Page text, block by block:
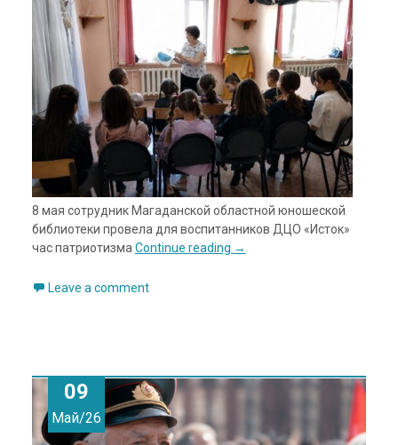
8 мая сотрудник Магаданской областной юношеской
библиотеки провела для воспитанников ДЦО «Исток»
час патриотизма Continue reading →
Leave a comment
09
Май/26